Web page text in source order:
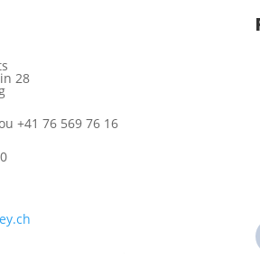
28
+41 76 569 76 16